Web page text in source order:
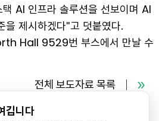
AI 인프라 솔루션을 선보이며 AI
을 제시하겠다"고 덧붙였다.
Hall 9529번 부스에서 만날 수
전체 보도자료 목록
깁니다